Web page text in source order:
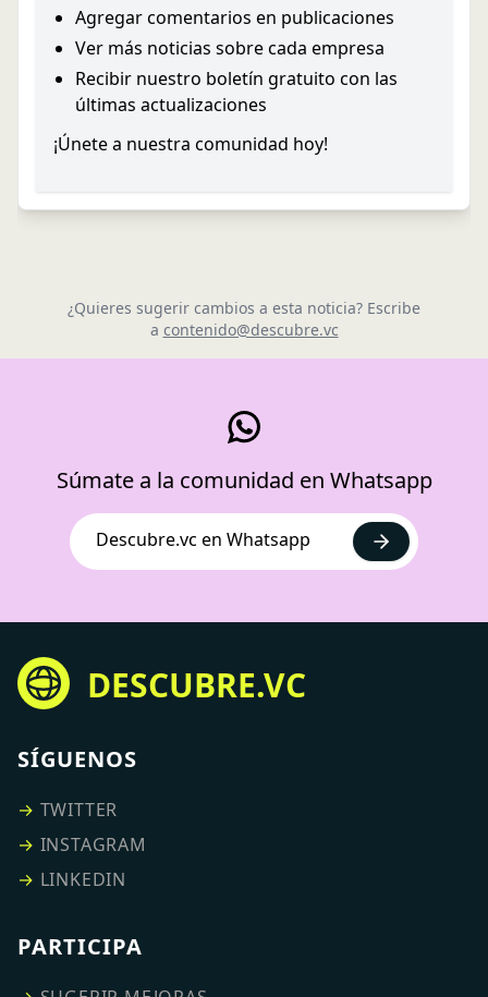
Agregar comentarios en publicaciones
Ver más noticias sobre cada empresa
Recibir nuestro boletín gratuito con las
últimas actualizaciones
¡Únete a nuestra comunidad hoy!
¿Quieres sugerir cambios a esta noticia? Escribe
a contenido@descubre.vc
Súmate a la comunidad en Whatsapp
Descubre.vc en Whatsapp
DESCUBRE.VC
SÍGUENOS
→ TWITTER
→ INSTAGRAM
→ LINKEDIN
PARTICIPA